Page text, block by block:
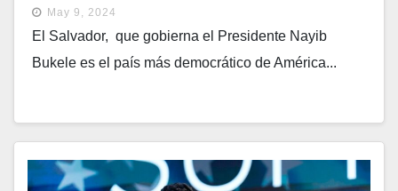
May 9, 2024
El Salvador, que gobierna el Presidente Nayib
Bukele es el país más democrático de América...